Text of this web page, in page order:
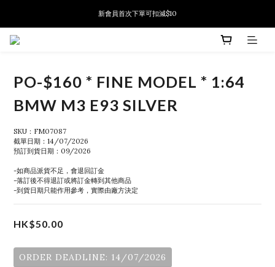
新會員首次下單可扣減$10
新會員首次下單可扣減$10
PO-$160 * FINE MODEL * 1:64
BMW M3 E93 SILVER
SKU：FM07087
截單日期：14/07/2026
預訂到貨日期：09/2026
-如商品派貨不足，會退回訂金
-落訂後不得退訂或將訂金轉到其他商品
-到貨日期只能作用參考，實際由廠方決定
HK$50.00
ORDER DEADLINE: 14/07/2026